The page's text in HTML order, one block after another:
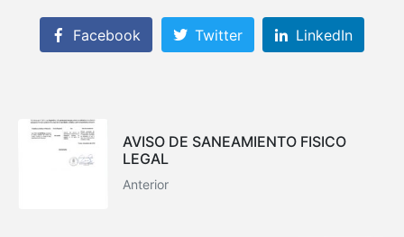
Facebook Twitter LinkedIn
AVISO DE SANEAMIENTO FISICO
LEGAL
Anterior